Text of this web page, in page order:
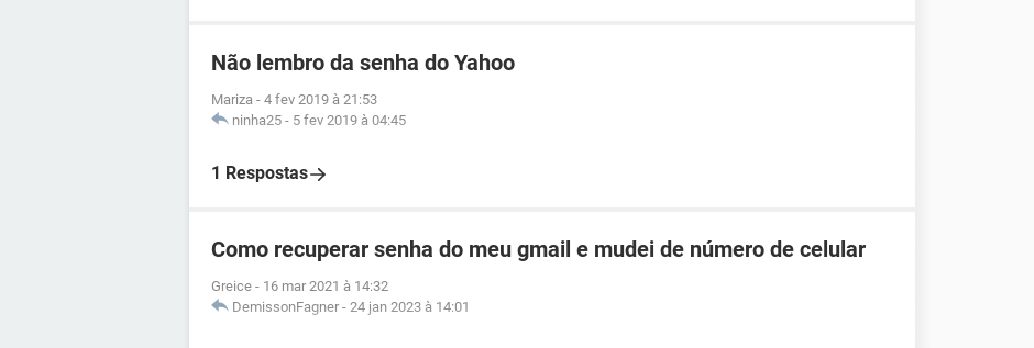
Não lembro da senha do Yahoo
Mariza - 4 fev 2019 à 21:53
ninha25 - 5 fev 2019 à 04:45
1 Respostas
Como recuperar senha do meu gmail e mudei de número de celular
Greice - 16 mar 2021 à 14:32
DemissonFagner - 24 jan 2023 à 14:01